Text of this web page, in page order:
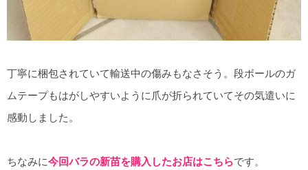
丁寧に梱包されていて輸送中の傷みもなさそう。段ボールのガ
ムテープもはがしやすいように爪が折られていてその気遣いに
感動しました。
ちなみに今回バラの新苗を購入したお店はこちらです。